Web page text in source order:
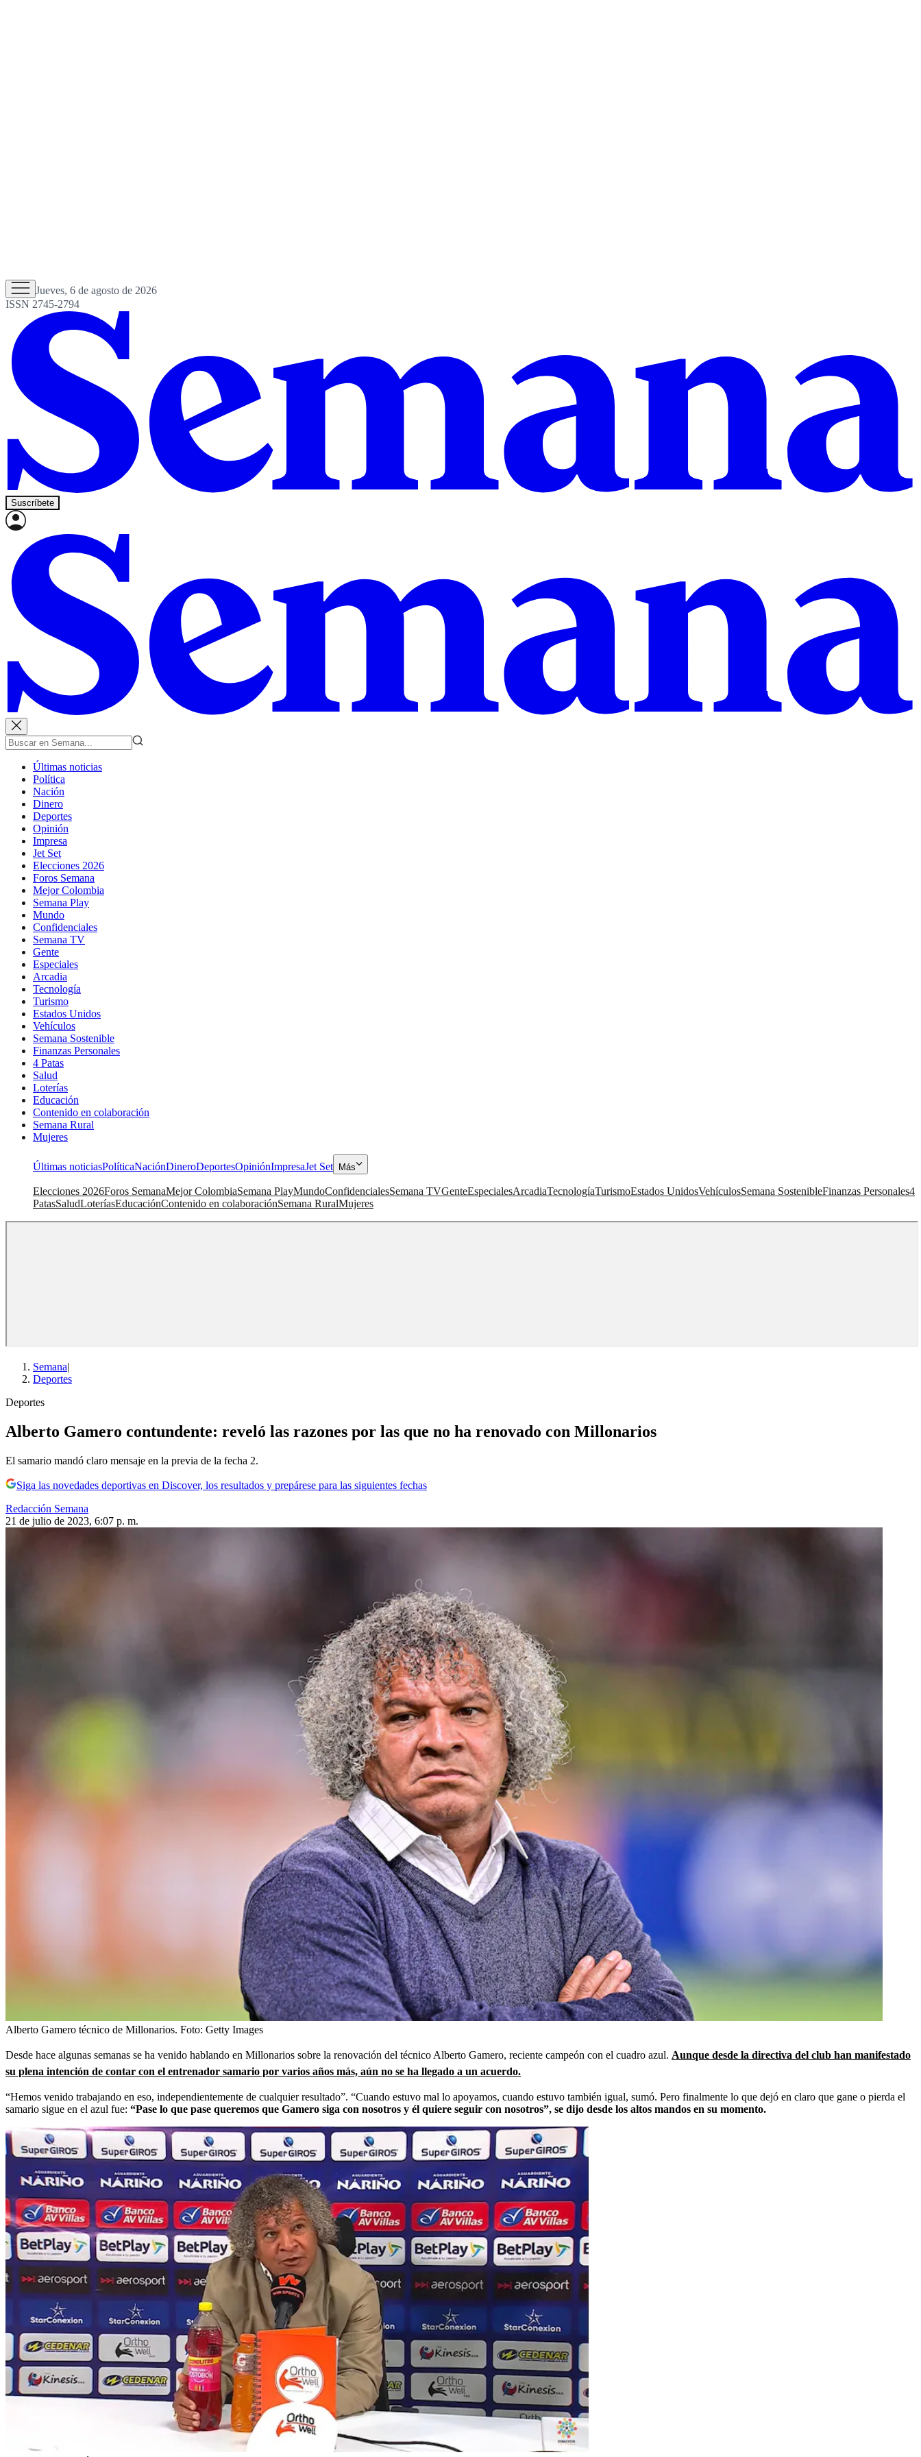
Jueves, 6 de agosto de 2026
ISSN 2745-2794
Suscríbete
Últimas noticias
Política
Nación
Dinero
Deportes
Opinión
Impresa
Jet Set
Elecciones 2026
Foros Semana
Mejor Colombia
Semana Play
Mundo
Confidenciales
Semana TV
Gente
Especiales
Arcadia
Tecnología
Turismo
Estados Unidos
Vehículos
Semana Sostenible
Finanzas Personales
4 Patas
Salud
Loterías
Educación
Contenido en colaboración
Semana Rural
Mujeres
Últimas noticiasPolíticaNaciónDineroDeportesOpiniónImpresaJet Set Más
Elecciones 2026Foros SemanaMejor ColombiaSemana PlayMundoConfidencialesSemana TVGenteEspecialesArcadiaTecnologíaTurismoEstados UnidosVehículosSemana SostenibleFinanzas Personales4
PatasSaludLoteríasEducaciónContenido en colaboraciónSemana RuralMujeres
Semana|
Deportes
Deportes
Alberto Gamero contundente: reveló las razones por las que no ha renovado con Millonarios
El samario mandó claro mensaje en la previa de la fecha 2.
Siga las novedades deportivas en Discover, los resultados y prepárese para las siguientes fechas
Redacción Semana
21 de julio de 2023, 6:07 p. m.
Alberto Gamero técnico de Millonarios. Foto: Getty Images
Desde hace algunas semanas se ha venido hablando en Millonarios sobre la renovación del técnico Alberto Gamero, reciente campeón con el cuadro azul. Aunque desde la directiva del club han manifestado
su plena intención de contar con el entrenador samario por varios años más, aún no se ha llegado a un acuerdo.
“Hemos venido trabajando en eso, independientemente de cualquier resultado”. “Cuando estuvo mal lo apoyamos, cuando estuvo también igual, sumó. Pero finalmente lo que dejó en claro que gane o pierda el
samario sigue en el azul fue: “Pase lo que pase queremos que Gamero siga con nosotros y él quiere seguir con nosotros”, se dijo desde los altos mandos en su momento.